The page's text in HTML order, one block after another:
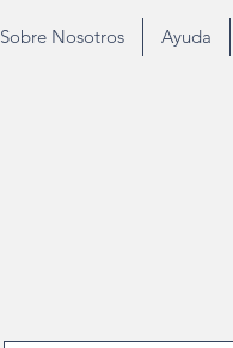
Sobre Nosotros Ayuda